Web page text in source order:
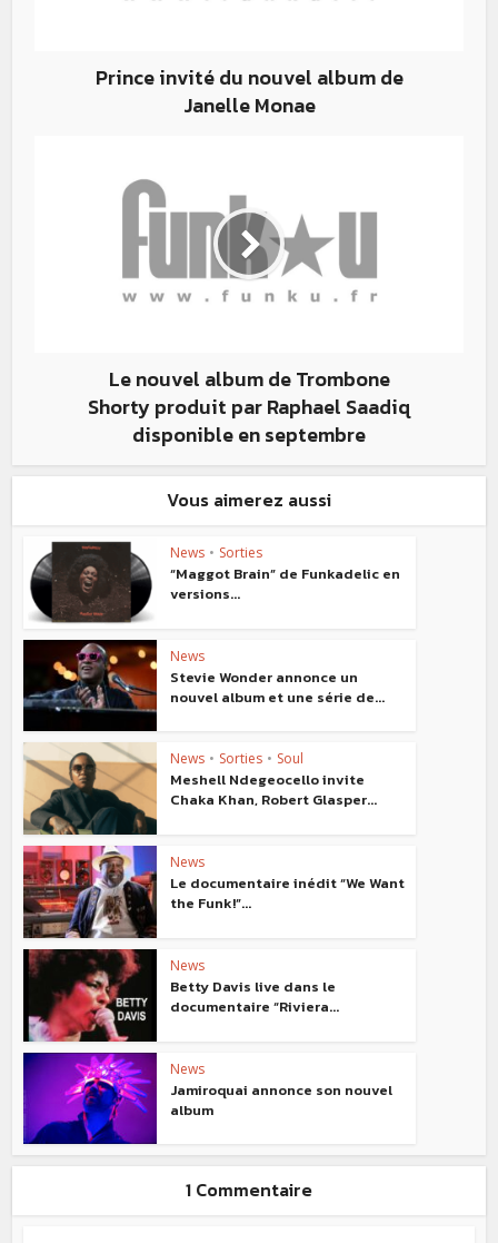
Prince invité du nouvel album de
Janelle Monae
Le nouvel album de Trombone
Shorty produit par Raphael Saadiq
disponible en septembre
Vous aimerez aussi
News • Sorties
“Maggot Brain” de Funkadelic en
versions...
News
Stevie Wonder annonce un
nouvel album et une série de...
News • Sorties • Soul
Meshell Ndegeocello invite
Chaka Khan, Robert Glasper...
News
Le documentaire inédit “We Want
the Funk!”...
News
Betty Davis live dans le
documentaire “Riviera...
News
Jamiroquai annonce son nouvel
album
1 Commentaire